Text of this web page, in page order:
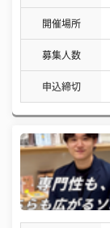
開催場所
募集人数
申込締切